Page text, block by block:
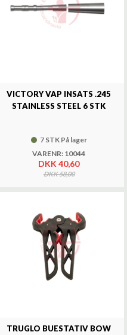
VICTORY VAP INSATS .245
STAINLESS STEEL 6 STK
7 STK På lager
VARENR: 10044
DKK 40,60
DKK 58,00
TRUGLO BUESTATIV BOW